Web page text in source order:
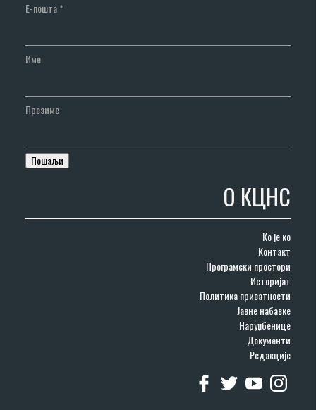
Е-пошта*
Име
Презиме
О КЦНС
Ко је ко
Контакт
Програмски простори
Историјат
Политика приватности
Јавне набавке
Наруџбенице
Документи
Редакције